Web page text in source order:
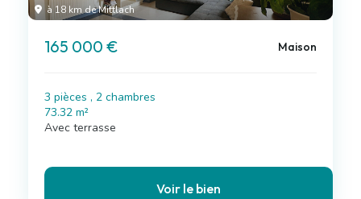
à 18 km de Mittlach
165 000 € Maison
3 pièces , 2 chambres
73.32 m²
Avec terrasse
Voir le bien